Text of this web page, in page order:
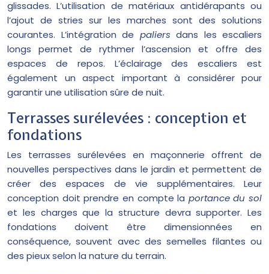
glissades. L’utilisation de matériaux antidérapants ou
l’ajout de stries sur les marches sont des solutions
courantes. L’intégration de paliers dans les escaliers
longs permet de rythmer l’ascension et offre des
espaces de repos. L’éclairage des escaliers est
également un aspect important à considérer pour
garantir une utilisation sûre de nuit.
Terrasses surélevées : conception et
fondations
Les terrasses surélevées en maçonnerie offrent de
nouvelles perspectives dans le jardin et permettent de
créer des espaces de vie supplémentaires. Leur
conception doit prendre en compte la portance du sol
et les charges que la structure devra supporter. Les
fondations doivent être dimensionnées en
conséquence, souvent avec des semelles filantes ou
des pieux selon la nature du terrain.